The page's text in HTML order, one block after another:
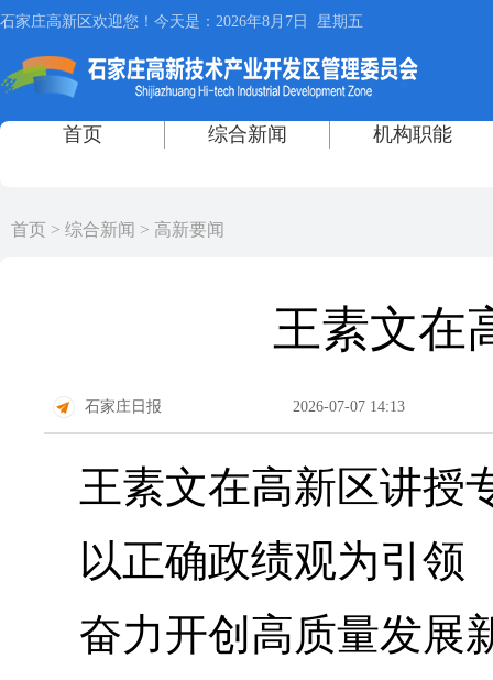
首页 > 综合新闻 > 高新要闻
王素文在
石家庄日报 2026-07-07 14:13
王素文在高新区讲授
以正确政绩观为引领
奋力开创高质量发展